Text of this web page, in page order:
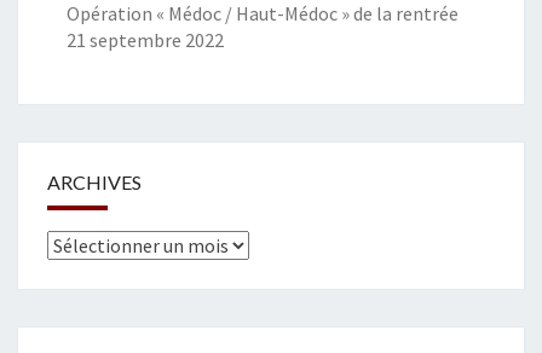
Opération « Médoc / Haut-Médoc » de la rentrée
21 septembre 2022
ARCHIVES
Archives